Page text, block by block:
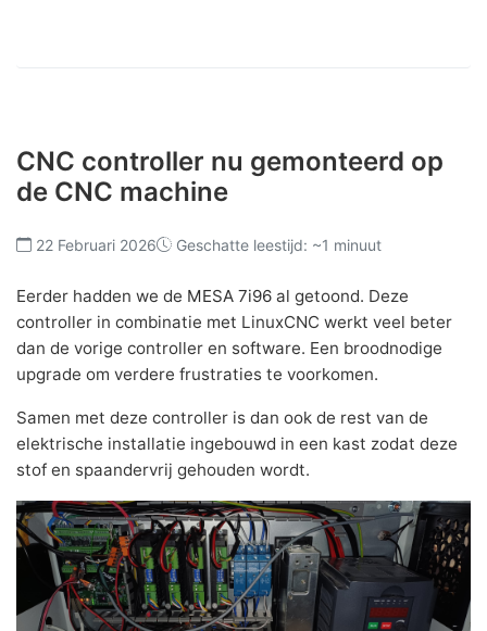
CNC controller nu gemonteerd op
de CNC machine
22 Februari 2026 Geschatte leestijd: ~1 minuut
Eerder hadden we de MESA 7i96 al getoond. Deze
controller in combinatie met LinuxCNC werkt veel beter
dan de vorige controller en software. Een broodnodige
upgrade om verdere frustraties te voorkomen.
Samen met deze controller is dan ook de rest van de
elektrische installatie ingebouwd in een kast zodat deze
stof en spaandervrij gehouden wordt.